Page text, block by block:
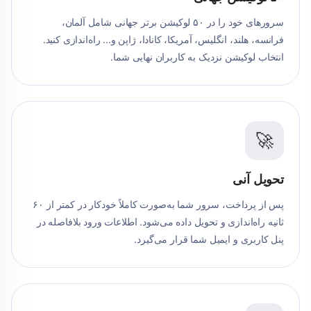
سرورهای خود را در ۵۰ لوکیشن برتر جهانی شامل آلمان،
فرانسه، هلند، انگلیس، آمریکا، کانادا، ژاپن و... راه‌اندازی کنید.
انتخاب لوکیشن نزدیک به کاربران نهایی شما.
🚀
تحویل آنی
پس از پرداخت، سرور شما به‌صورت کاملاً خودکار در کمتر از ۶۰
ثانیه راه‌اندازی و تحویل داده می‌شود. اطلاعات ورود بلافاصله در
پنل کاربری و ایمیل شما قرار می‌گیرد.